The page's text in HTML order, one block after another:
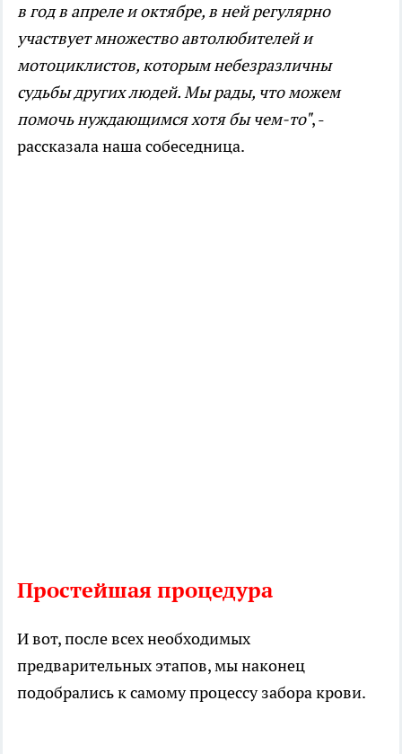
в год в апреле и октябре, в ней регулярно
участвует множество автолюбителей и
мотоциклистов, которым небезразличны
судьбы других людей. Мы рады, что можем
помочь нуждающимся хотя бы чем-то", -
рассказала наша собеседница.
Простейшая процедура
И вот, после всех необходимых
предварительных этапов, мы наконец
подобрались к самому процессу забора крови.